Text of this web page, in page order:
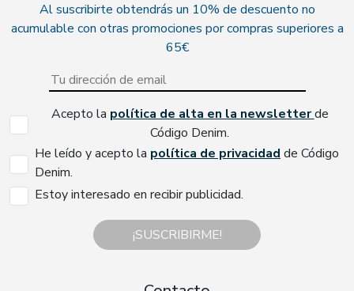
Al suscribirte obtendrás un 10% de descuento no
acumulable con otras promociones por compras superiores a
65€
Acepto la política de alta en la newsletterde
Código Denim.
He leído y acepto la política de privacidadde Código
Denim.
Estoy interesado en recibir publicidad.
¡SUSCRIBIRME!